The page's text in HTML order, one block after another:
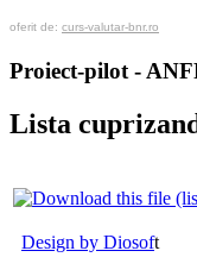
oferit de: curs-valutar-bnr.ro
Proiect-pilot -
Lista
Design by Diosoft